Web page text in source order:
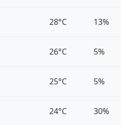
28°C 13%
26°C 5%
25°C 5%
24°C 30%